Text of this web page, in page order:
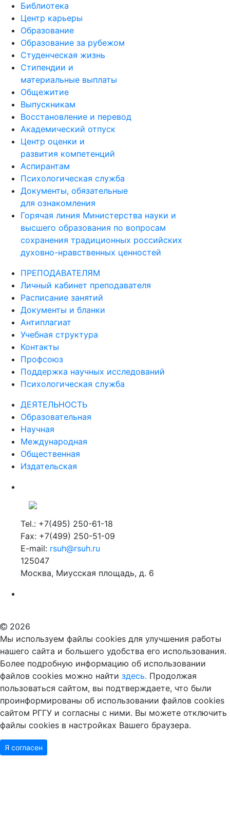
Библиотека
Центр карьеры
Образование
Образование за рубежом
Студенческая жизнь
Стипендии и
материальные выплаты
Общежитие
Выпускникам
Восстановление и перевод
Академический отпуск
Центр оценки и
развития компетенций
Аспирантам
Психологическая служба
Документы, обязательные
для ознакомления
Горячая линия Министерства науки и
высшего образования по вопросам
сохранения традиционных российских
духовно-нравственных ценностей
ПРЕПОДАВАТЕЛЯМ
Личный кабинет преподавателя
Расписание занятий
Документы и бланки
Антиплагиат
Учебная структура
Контакты
Профсоюз
Поддержка научных исследований
Психологическая служба
ДЕЯТЕЛЬНОСТЬ
Образовательная
Научная
Международная
Общественная
Издательская
Tel.: +7(495) 250-61-18
Fax: +7(499) 250-51-09
E-mail: rsuh@rsuh.ru
125047
Москва, Миусская площадь, д. 6
2026
Мы используем файлы cookies для улучшения работы
нашего сайта и большего удобства его использования.
Более подробную информацию об использовании
файлов cookies можно найти здесь. Продолжая
пользоваться сайтом, вы подтверждаете, что были
проинформированы об использовании файлов cookies
сайтом РГГУ и согласны с ними. Вы можете отключить
файлы cookies в настройках Вашего браузера.
Я согласен